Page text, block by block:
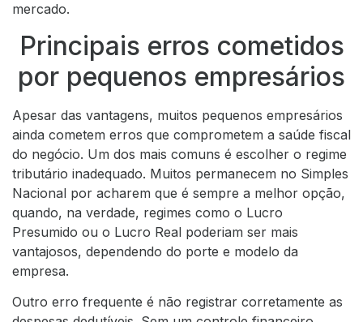
mercado.
Principais erros cometidos
por pequenos empresários
Apesar das vantagens, muitos pequenos empresários
ainda cometem erros que comprometem a saúde fiscal
do negócio. Um dos mais comuns é escolher o regime
tributário inadequado. Muitos permanecem no Simples
Nacional por acharem que é sempre a melhor opção,
quando, na verdade, regimes como o Lucro
Presumido ou o Lucro Real poderiam ser mais
vantajosos, dependendo do porte e modelo da
empresa.
Outro erro frequente é não registrar corretamente as